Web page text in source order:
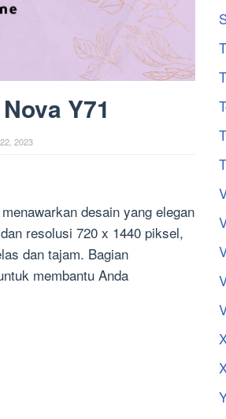
Y71
2023
desain yang elegan
resolusi 720 x 1440 piksel,
dan tajam. Bagian
membantu Anda